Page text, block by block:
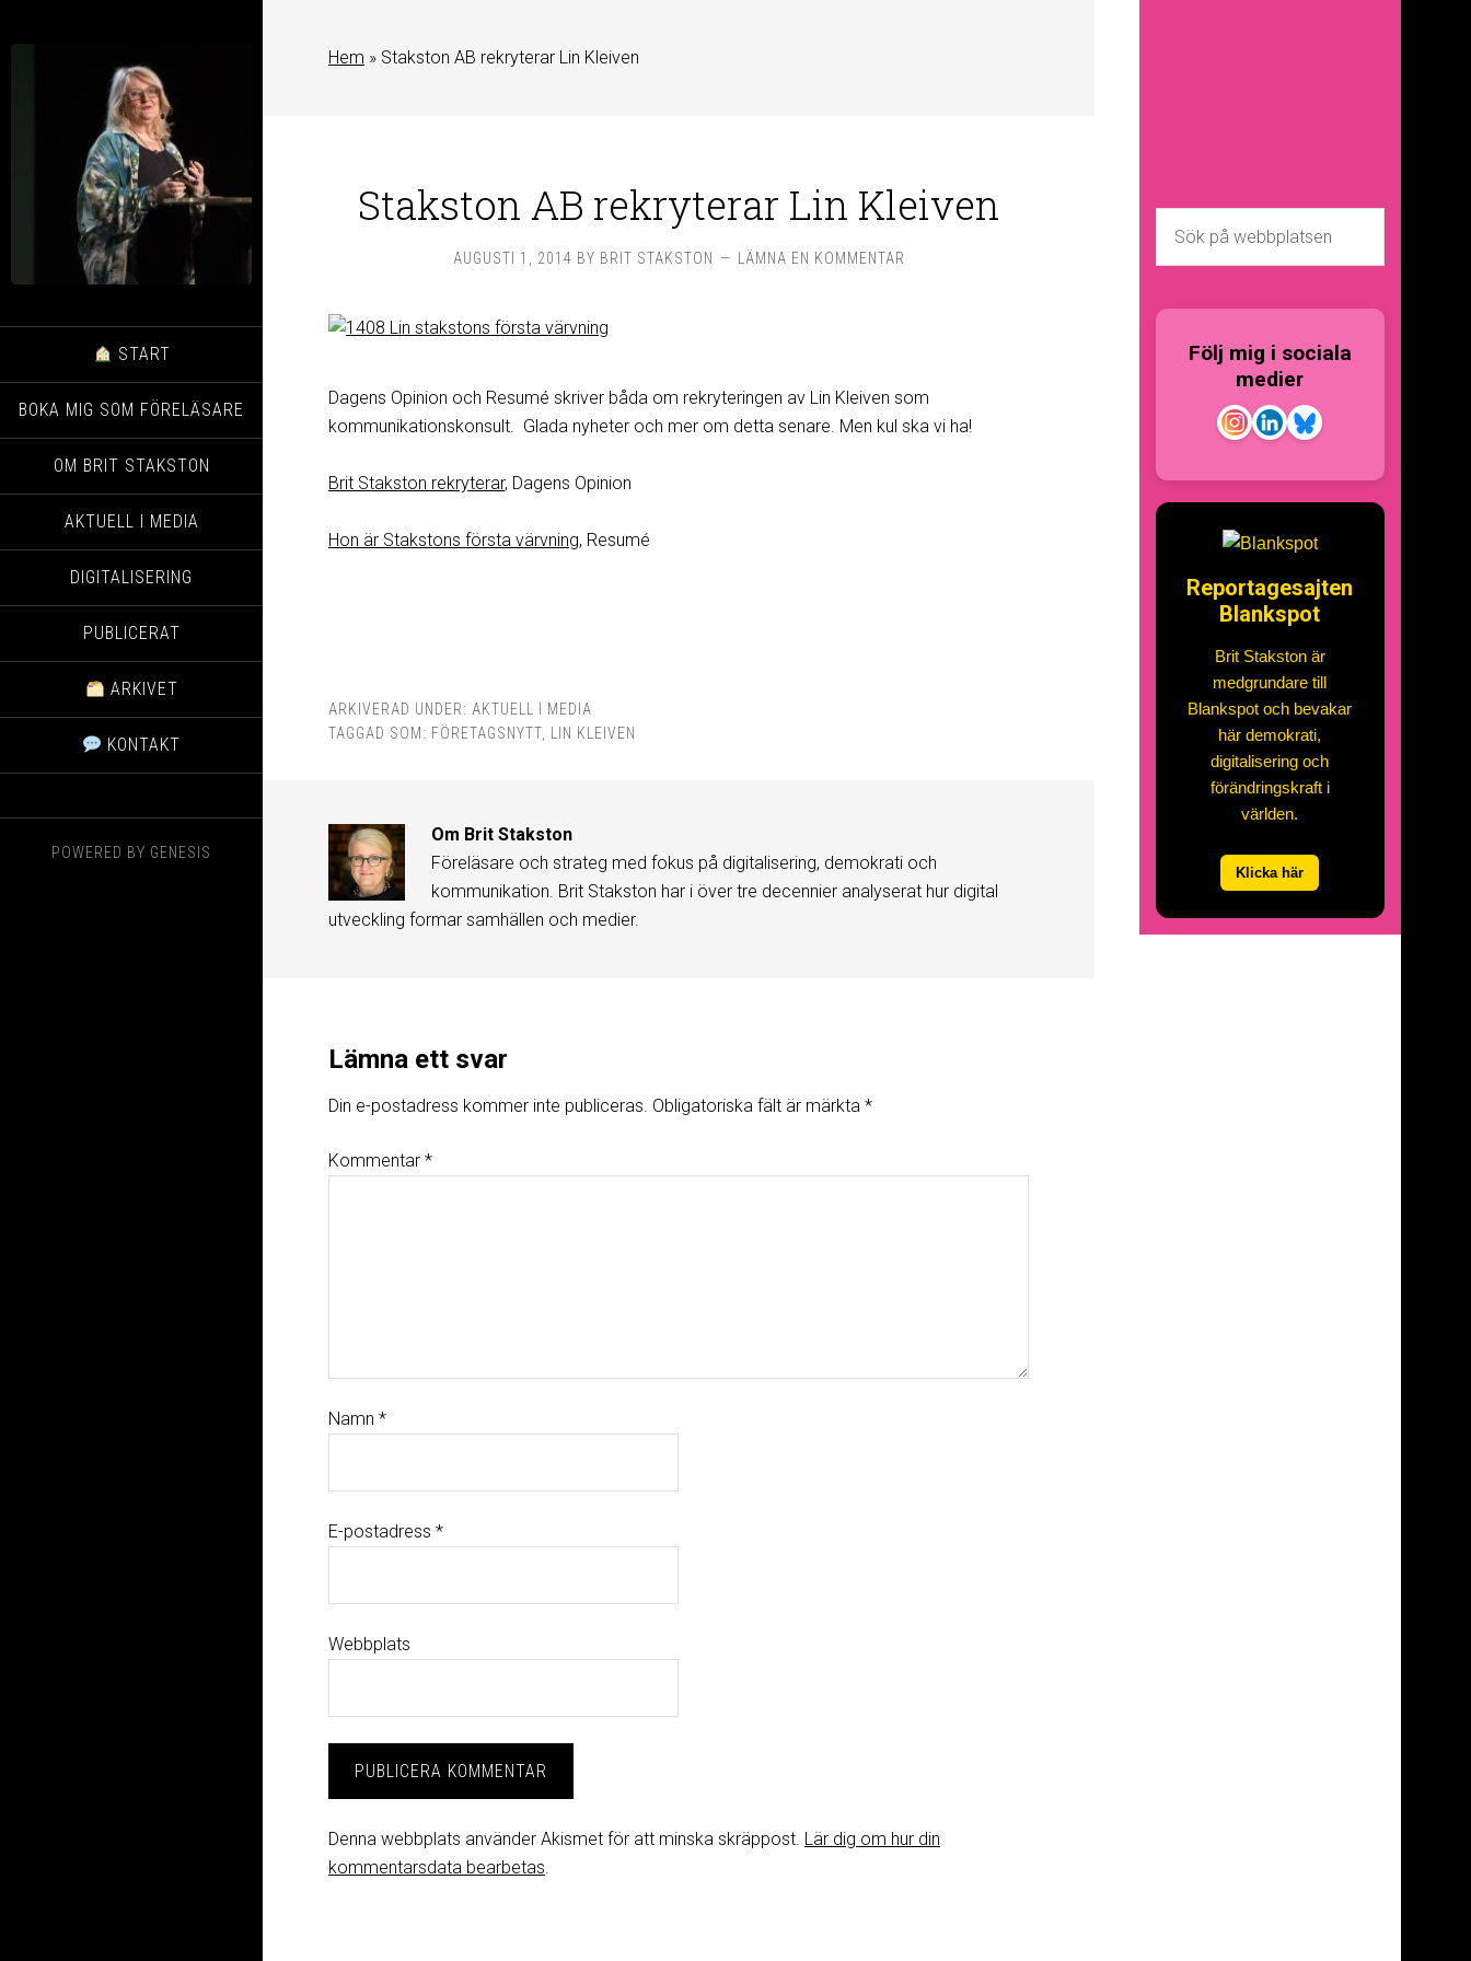
START
BOKA MIG SOM FÖRELÄSARE
OM BRIT STAKSTON
AKTUELL I MEDIA
DIGITALISERING
PUBLICERAT
ARKIVET
KONTAKT
POWERED BY GENESIS
Hem » Stakston AB rekryterar Lin Kleiven
Stakston AB rekryterar Lin Kleiven
AUGUSTI 1, 2014 BY BRIT STAKSTON LÄMNA EN KOMMENTAR
Dagens Opinion och Resumé skriver båda om rekryteringen av Lin Kleiven som
kommunikationskonsult. Glada nyheter och mer om detta senare. Men kul ska vi ha!
Brit Stakston rekryterar, Dagens Opinion
Hon är Stakstons första värvning, Resumé
ARKIVERAD UNDER: AKTUELL I MEDIA
TAGGAD SOM: FÖRETAGSNYTT LIN KLEIVEN
Om Brit Stakston
Föreläsare och strateg med fokus på digitalisering, demokrati och
kommunikation. Brit Stakston har i över tre decennier analyserat hur digital
utveckling formar samhällen och medier.
Lämna ett svar
Din e-postadress kommer inte publiceras. Obligatoriska fält är märkta *
Kommentar *
Namn *
E-postadress *
Webbplats
Denna webbplats använder Akismet för att minska skräppost. Lär dig om hur din
kommentarsdata bearbetas.
Följ mig i sociala
medier
Reportagesajten
Blankspot
Brit Stakston är
medgrundare till
Blankspot och bevakar
här demokrati,
digitalisering och
förändringskraft i
världen.
Klicka här